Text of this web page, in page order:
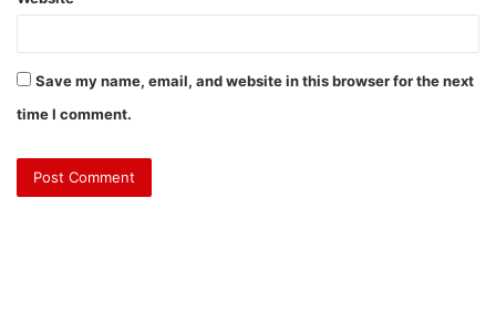
Save my name, email, and website in this browser for the next
time I comment.